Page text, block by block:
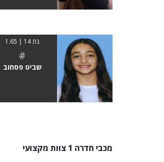
בת 14 | 1.65
#
שביט פסחוב
מכבי חדרה 1 צוות מקצועי